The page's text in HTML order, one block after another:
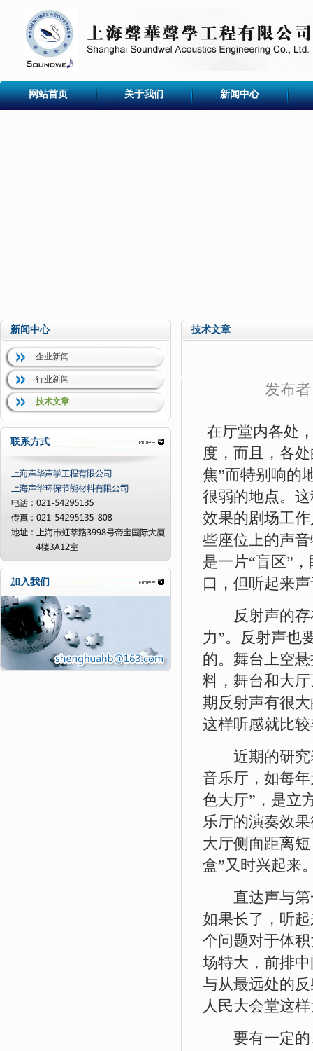
网站首页 关于我们 新闻中心
新闻中心
企业新闻
行业新闻
技术文章
联系方式
加入我们
技术文章
发布
在厅堂内各处
度，而且，各
焦”而特别响的
很弱的地点。
效果的剧场工
些座位上的声
是一片“盲区”
口，但听起来
反射声的存在
力”。反射声也
的。舞台上空
料，舞台和大
期反射声有很
这样听感就比
近期的研究
音乐厅，如每
色大厅”，是立
乐厅的演奏效
大厅侧面距离
盒”又时兴起来
直达声与第
如果长了，听
个问题对于体
场特大，前排
与从最远处的
人民大会堂这
要有一定的、